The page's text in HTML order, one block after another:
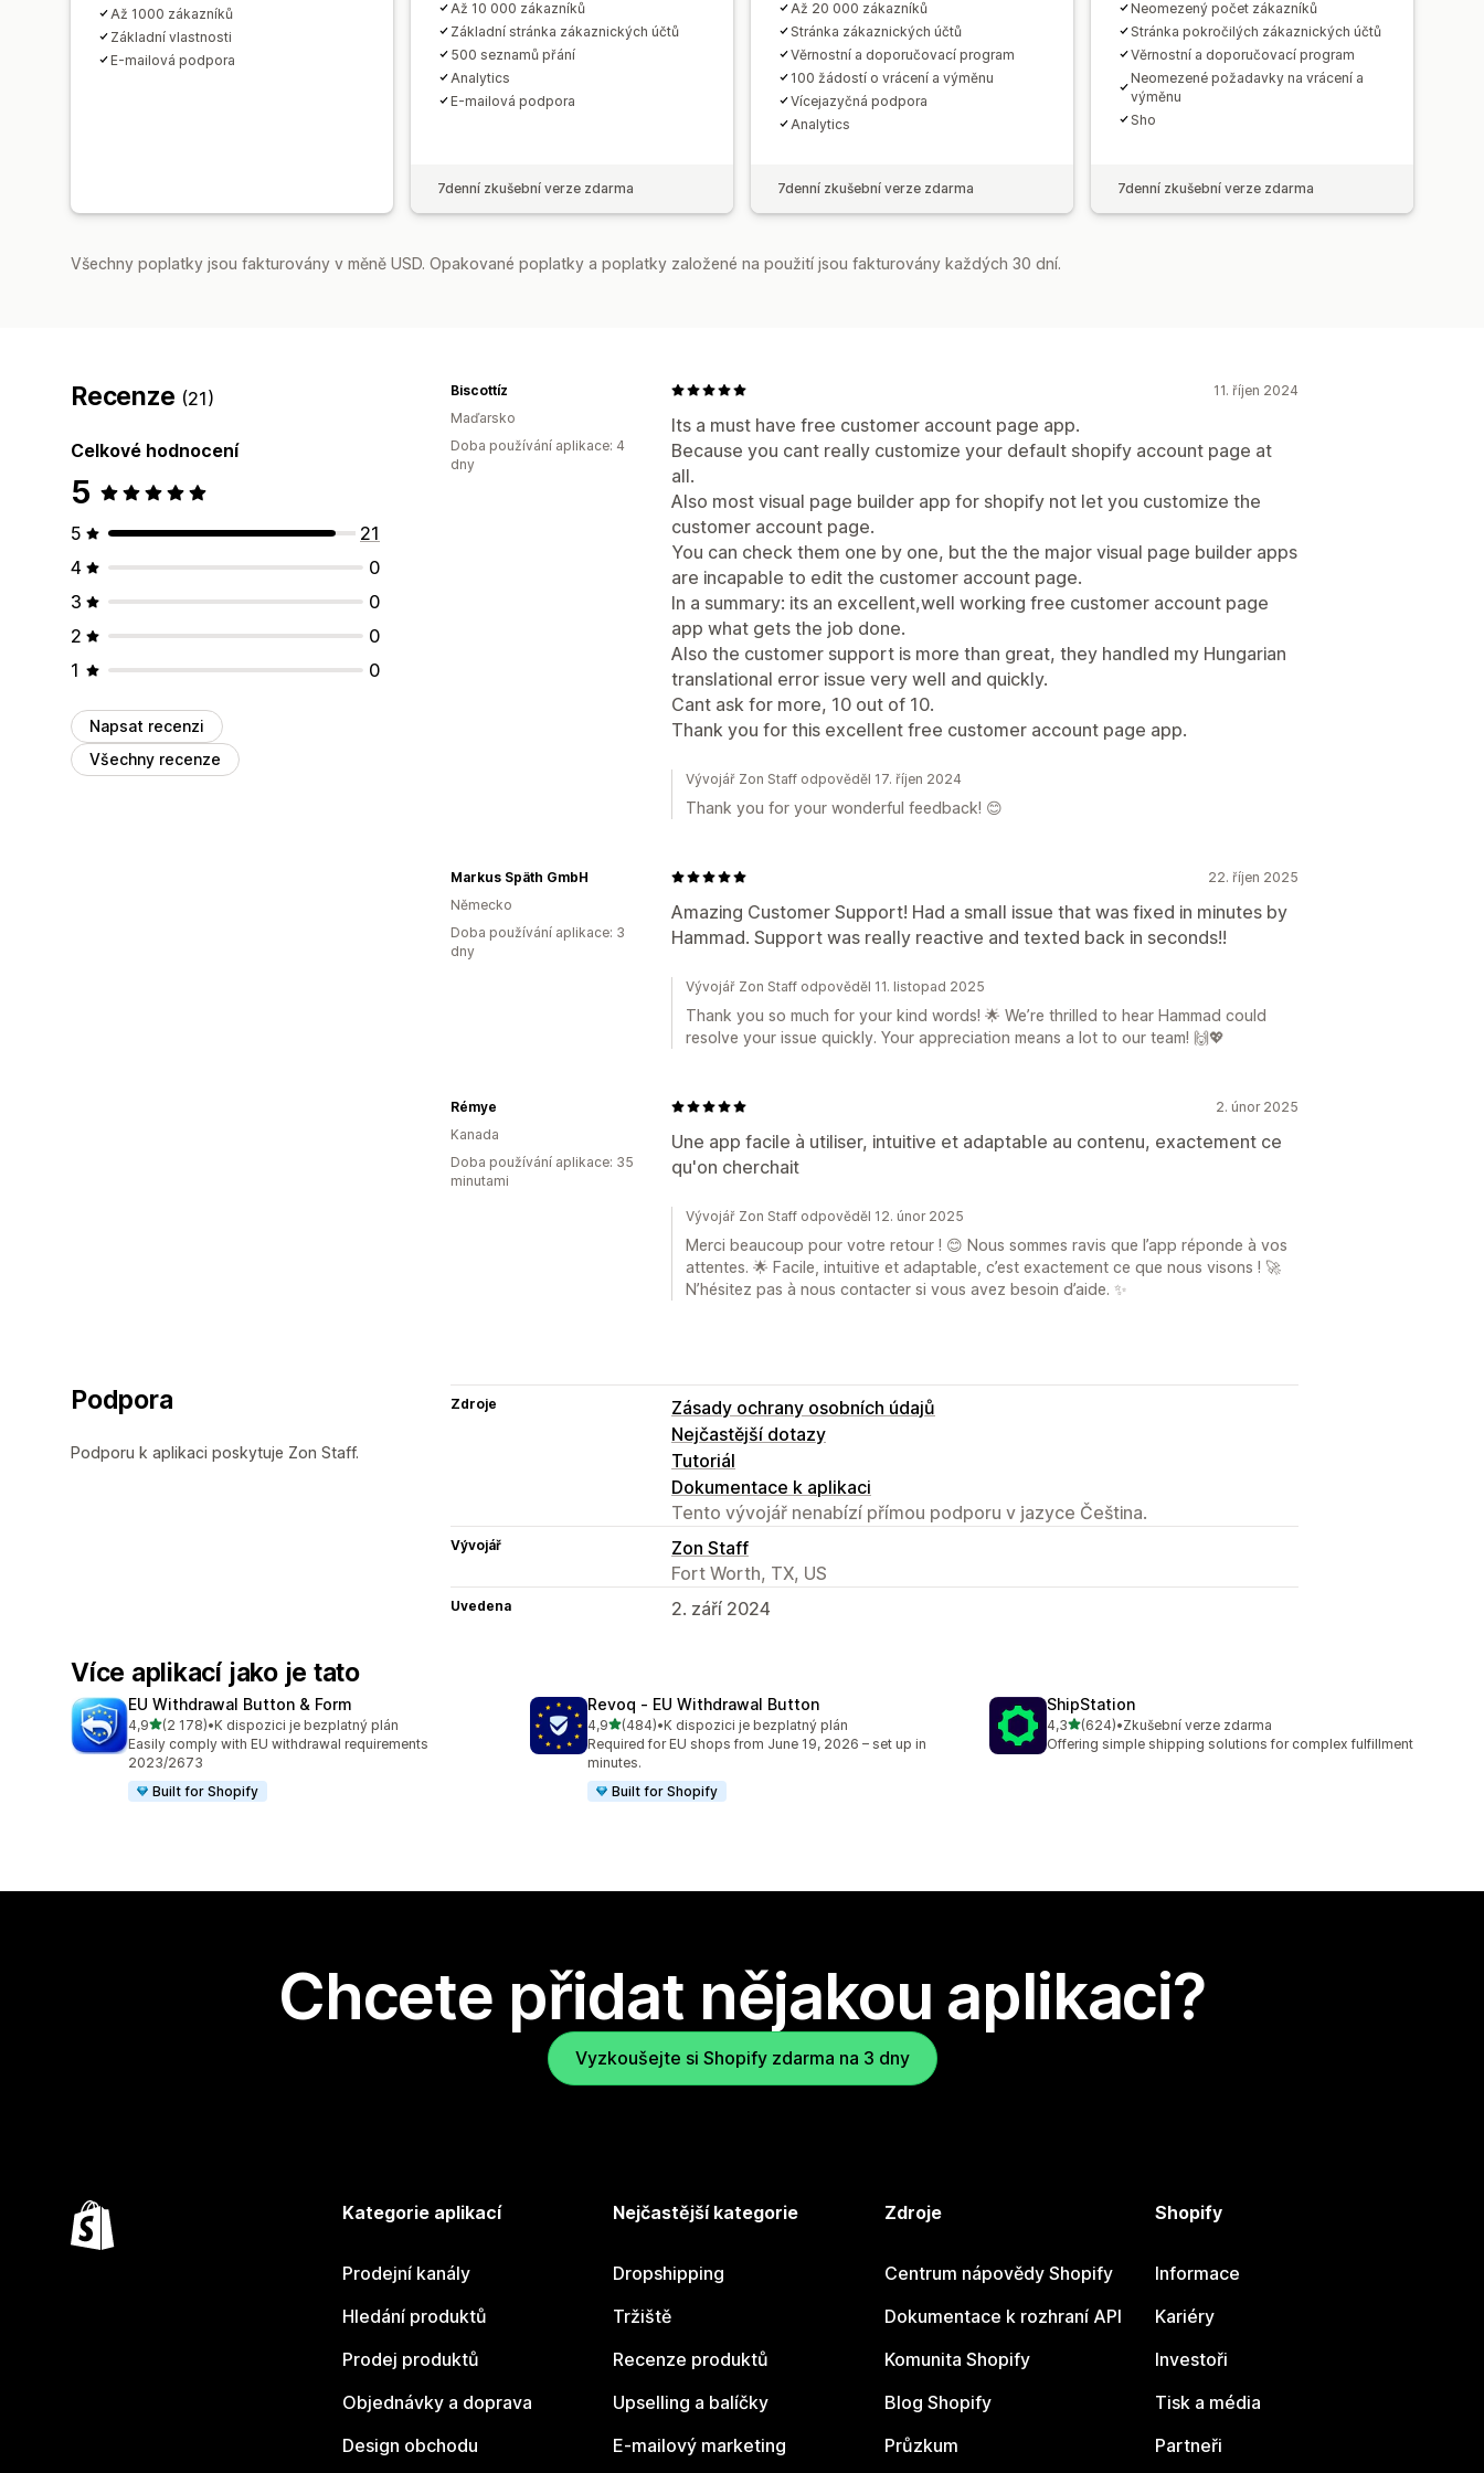
Až 1000 zákazníků
Základní vlastnosti
E-mailová podpora
Až 10 000 zákazníků
Základní stránka zákaznických účtů
500 seznamů přání
Analytics
E-mailová podpora
7denní zkušební verze zdarma
Až 20 000 zákazníků
Stránka zákaznických účtů
Věrnostní a doporučovací program
100 žádostí o vrácení a výměnu
Vícejazyčná podpora
Analytics
7denní zkušební verze zdarma
Neomezený počet zákazníků
Stránka pokročilých zákaznických účtů
Věrnostní a doporučovací program
Neomezené požadavky na vrácení a
výměnu
Sho
7denní zkušební verze zdarma
Všechny poplatky jsou fakturovány v měně USD. Opakované poplatky a poplatky založené na použití jsou fakturovány každých 30 dní.
Recenze (21)
Celkové hodnocení
5
5
21
4
0
3
0
2
0
1
0
Napsat recenzi
Všechny recenze
11. říjen 2024
Its a must have free customer account page app.
Because you cant really customize your default shopify account page at
all.
Also most visual page builder app for shopify not let you customize the
customer account page.
You can check them one by one, but the the major visual page builder apps
are incapable to edit the customer account page.
In a summary: its an excellent,well working free customer account page
app what gets the job done.
Also the customer support is more than great, they handled my Hungarian
translational error issue very well and quickly.
Cant ask for more, 10 out of 10.
Thank you for this excellent free customer account page app.
Biscottíz
Maďarsko
Doba používání aplikace: 4
dny
Vývojář Zon Staff odpověděl 17. říjen 2024
Thank you for your wonderful feedback! 😊
22. říjen 2025
Amazing Customer Support! Had a small issue that was fixed in minutes by
Hammad. Support was really reactive and texted back in seconds!!
Markus Späth GmbH
Německo
Doba používání aplikace: 3
dny
Vývojář Zon Staff odpověděl 11. listopad 2025
Thank you so much for your kind words! 🌟 We’re thrilled to hear Hammad could
resolve your issue quickly. Your appreciation means a lot to our team! 🙌💖
2. únor 2025
Une app facile à utiliser, intuitive et adaptable au contenu, exactement ce
qu'on cherchait
Rémye
Kanada
Doba používání aplikace: 35
minutami
Vývojář Zon Staff odpověděl 12. únor 2025
Merci beaucoup pour votre retour ! 😊 Nous sommes ravis que l’app réponde à vos
attentes. 🌟 Facile, intuitive et adaptable, c’est exactement ce que nous visons ! 🚀
N’hésitez pas à nous contacter si vous avez besoin d’aide. ✨
Podpora
Podporu k aplikaci poskytuje Zon Staff.
Zdroje
Zásady ochrany osobních údajů
Nejčastější dotazy
Tutoriál
Dokumentace k aplikaci
Tento vývojář nenabízí přímou podporu v jazyce Čeština.
Vývojář
Zon Staff
Fort Worth, TX, US
Uvedena 2. září 2024
Více aplikací jako je tato
EU Withdrawal Button & Form
4,9z 5 hvězd
(2 178)
Celkový počet recenzí: 2178
•K dispozici je bezplatný plán
Easily comply with EU withdrawal requirements
2023/2673
Built for Shopify
Revoq ‑ EU Withdrawal Button
4,9z 5 hvězd
(484)
Celkový počet recenzí: 484
•K dispozici je bezplatný plán
Required for EU shops from June 19, 2026 – set up in
minutes.
Built for Shopify
ShipStation
4,3z 5 hvězd
(624)
Celkový počet recenzí: 624
•Zkušební verze zdarma
Offering simple shipping solutions for complex fulfillment
Chcete přidat nějakou aplikaci?
Vyzkoušejte si Shopify zdarma na 3 dny
Kategorie aplikací
Prodejní kanály
Hledání produktů
Prodej produktů
Objednávky a doprava
Design obchodu
Nejčastější kategorie
Dropshipping
Tržiště
Recenze produktů
Upselling a balíčky
E-mailový marketing
Zdroje
Centrum nápovědy Shopify
Dokumentace k rozhraní API
Komunita Shopify
Blog Shopify
Průzkum
Shopify
Informace
Kariéry
Investoři
Tisk a média
Partneři